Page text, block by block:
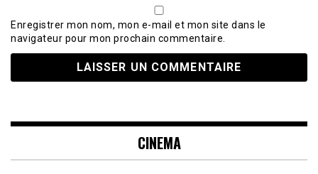
Enregistrer mon nom, mon e-mail et mon site dans le
navigateur pour mon prochain commentaire.
CINEMA